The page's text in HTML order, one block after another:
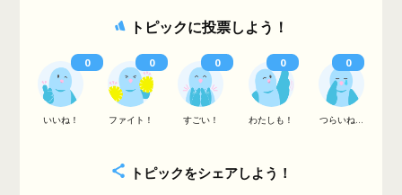
トピックに投票しよう！
いいね！ ファイト！ すごい！ わたしも！ つらいね...
0 0 0 0 0
トピックをシェアしよう！